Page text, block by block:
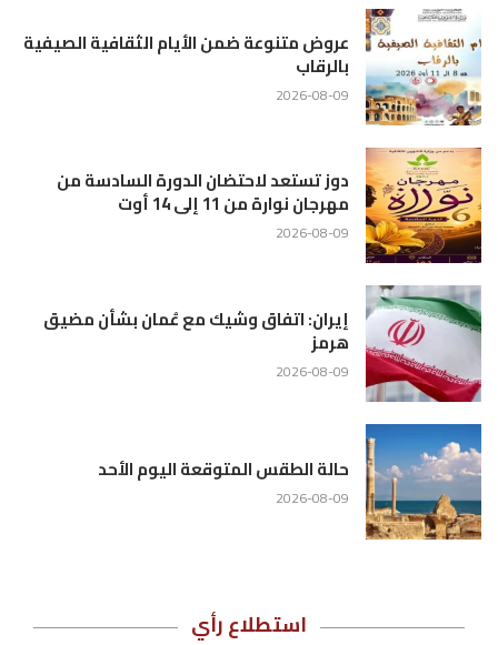
عروض متنوعة ضمن الأيام الثقافية الصيفية
بالرقاب
2026-08-09
دوز تستعد لاحتضان الدورة السادسة من
مهرجان نوارة من 11 إلى 14 أوت
2026-08-09
إيران: اتفاق وشيك مع عُمان بشأن مضيق
هرمز
2026-08-09
حالة الطقس المتوقعة اليوم الأحد
2026-08-09
استطلاع رأي